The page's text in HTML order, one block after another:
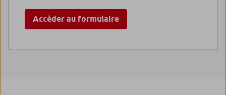
Accéder au formulaire